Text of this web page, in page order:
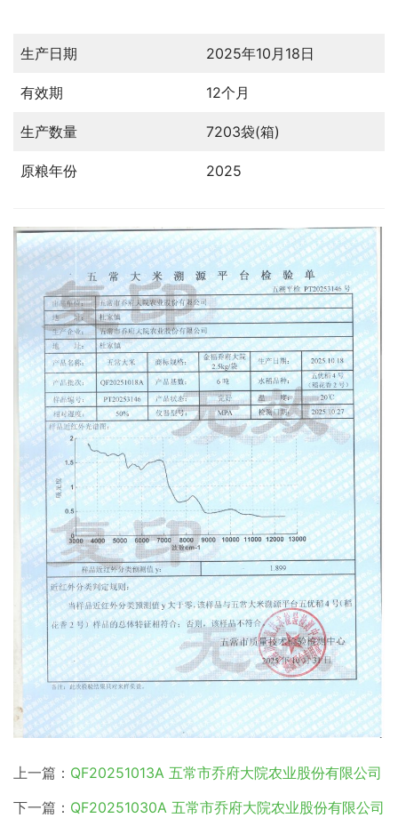
生产日期 2025年10月18日
有效期 12个月
生产数量 7203袋(箱)
原粮年份 2025
上一篇： QF20251013A 五常市乔府大院农业股份有限公司
下一篇： QF20251030A 五常市乔府大院农业股份有限公司